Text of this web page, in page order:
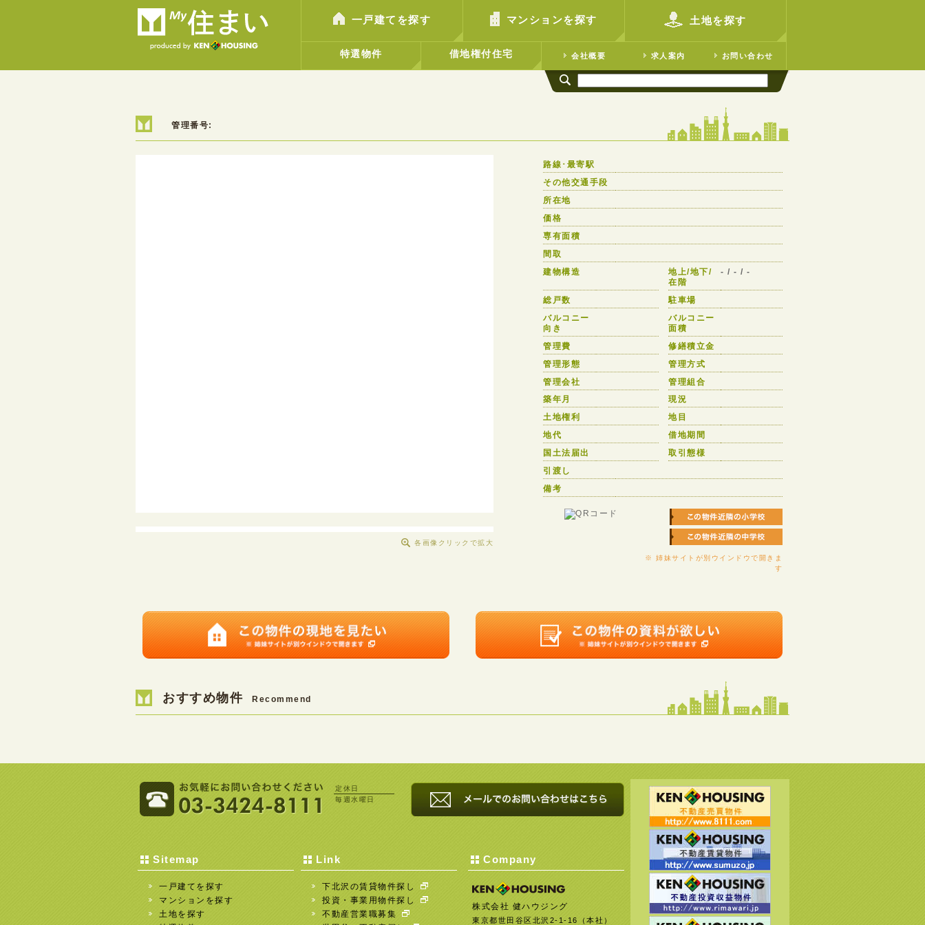
一戸建てを探す マンションを探す 土地を探す
特選物件 借地権付住宅 会社概要 求人案内 お問い合わせ
管理番号:
各画像クリックで拡大
路線･最寄駅
その他交通手段
所在地
価格
専有面積
間取
建物構造
地上/地下/
在階
- / - / -
総戸数
駐車場
バルコニー
向き
バルコニー
面積
管理費
修繕積立金
管理形態
管理方式
管理会社
管理組合
築年月
現況
土地権利
地目
地代
借地期間
国土法届出
取引態様
引渡し
備考
※ 姉妹サイトが別ウインドウで開きま
す
おすすめ物件 Recommend
定休日
毎週水曜日
Sitemap
一戸建てを探す
マンションを探す
土地を探す
Link
下北沢の賃貸物件探し
投資・事業用物件探し
不動産営業職募集
Company
株式会社 健ハウジング
東京都世田谷区北沢2-1-16（本社）